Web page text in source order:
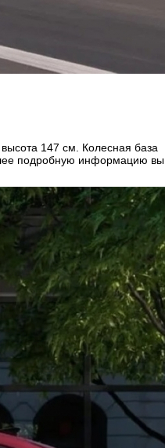
147 cм. Колесная база
подробную информацию вы